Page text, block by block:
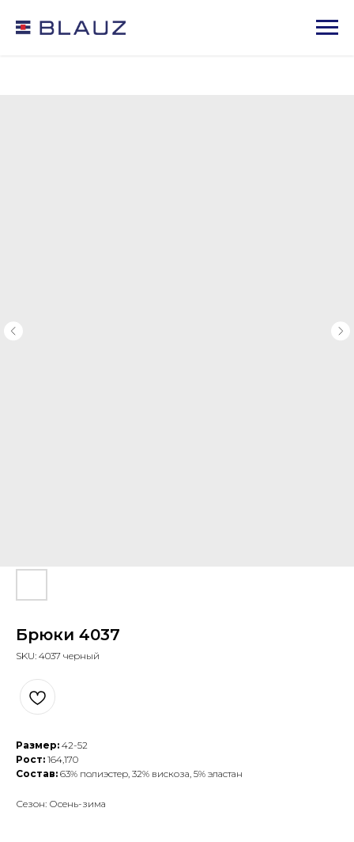
Брюки 4037
SKU: 4037 черный
Размер: 42-52
Рост: 164,170
Состав: 63% полиэстер, 32% вискоза, 5% эластан
Сезон: Осень-зима